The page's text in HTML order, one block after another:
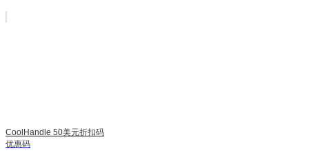
CoolHandle 50美元折扣码
优惠码